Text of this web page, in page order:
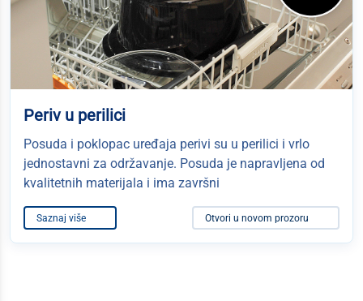
Periv u perilici
Posuda i poklopac uređaja perivi su u perilici i vrlo
jednostavni za održavanje. Posuda je napravljena od
kvalitetnih materijala i ima završni
Saznaj više Otvori u novom prozoru